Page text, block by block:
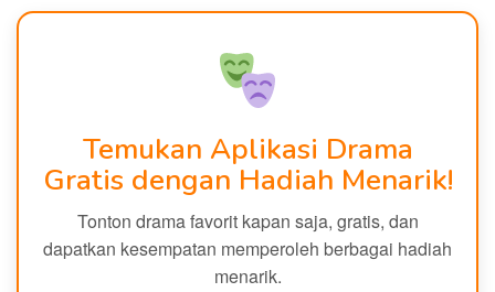
Temukan Aplikasi Drama
Gratis dengan Hadiah Menarik!
Tonton drama favorit kapan saja, gratis, dan
dapatkan kesempatan memperoleh berbagai hadiah
menarik.